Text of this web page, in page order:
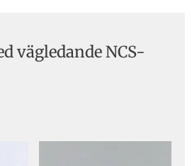
vägledande NCS-